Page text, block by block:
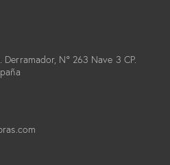
Nº 263 Nave 3 CP.